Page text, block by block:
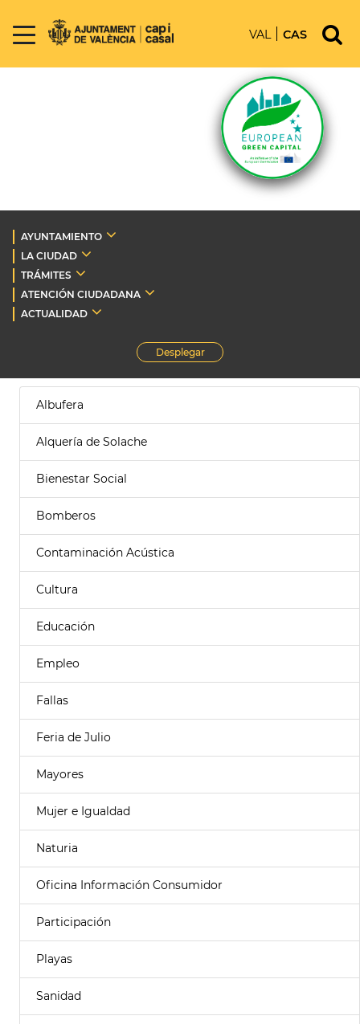
VAL CAS
AYUNTAMIENTO
LA CIUDAD
TRÁMITES
ATENCIÓN CIUDADANA
ACTUALIDAD
Desplegar
Albufera
Alquería de Solache
Bienestar Social
Bomberos
Contaminación Acústica
Cultura
Educación
Empleo
Fallas
Feria de Julio
Mayores
Mujer e Igualdad
Naturia
Oficina Información Consumidor
Participación
Playas
Sanidad